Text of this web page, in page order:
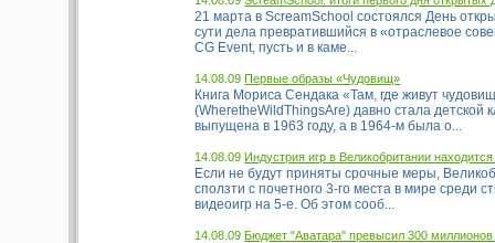
21 марта в ScreamSchool состоялся День
сути дела превратившийся в «отраслевое
CG Event, пусть и в каме...
14.08.09Первые образы «Чудовищ»
Книга Мориса Сендака «Там, где живут
(WheretheWildThingsAre) давно стала детской
выпущена в 1963 году, а в 1964-м была о...
14.08.09Индустрия игр в Великобритании
Если не будут приняты срочные меры,
сползти с почетного 3-го места в мире среди
видеоигр на 5-е. Об этом сооб...
14.08.09Бюджет "Аватара" превысил 300 миллионов